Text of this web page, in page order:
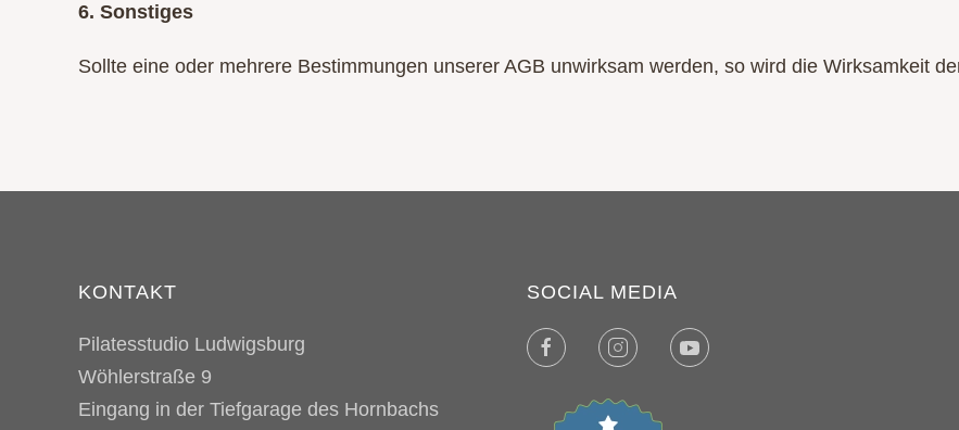
6. Sonstiges
Sollte eine oder mehrere Bestimmungen unserer AGB unwirksam werden, so wird die Wirksamkeit
KONTAKT
Pilatesstudio Ludwigsburg
Wöhlerstraße 9
Eingang in der Tiefgarage des Hornbachs
SOCIAL MEDIA